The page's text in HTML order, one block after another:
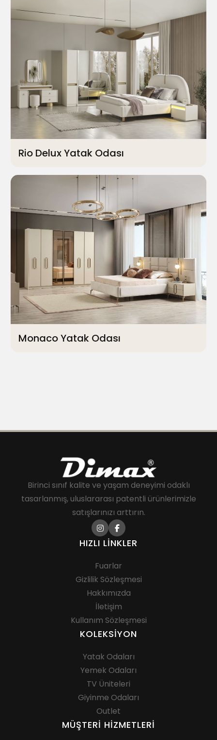
Rio Delux Yatak Odası
Monaco Yatak Odası
Birinci sınıf kalite ve yaşam deneyimi odaklı
tasarlanmış, uluslararası patentli ürünlerimizle
satışlarınızı arttırın.
HIZLI LINKLER
Fuarlar
Gizlilik Sözleşmesi
Hakkımızda
İletişim
Kullanım Sözleşmesi
KOLEKSIYON
Yatak Odaları
Yemek Odaları
TV Üniteleri
Giyinme Odaları
Outlet
MÜŞTERI HIZMETLERI